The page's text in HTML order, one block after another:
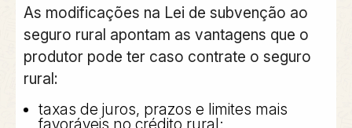
As modificações na Lei de subvenção ao
seguro rural apontam as vantagens que o
produtor pode ter caso contrate o seguro
rural:
taxas de juros, prazos e limites mais
favoráveis no crédito rural;